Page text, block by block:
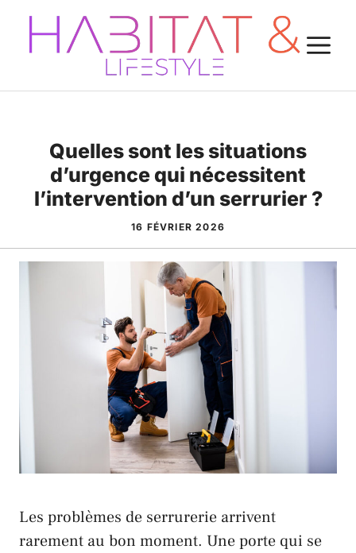
Aller
contenu
Quelles sont les situations
d’urgence qui nécessitent
l’intervention d’un serrurier ?
16 FÉVRIER 2026
Les problèmes de serrurerie arrivent
rarement au bon moment. Une porte qui se